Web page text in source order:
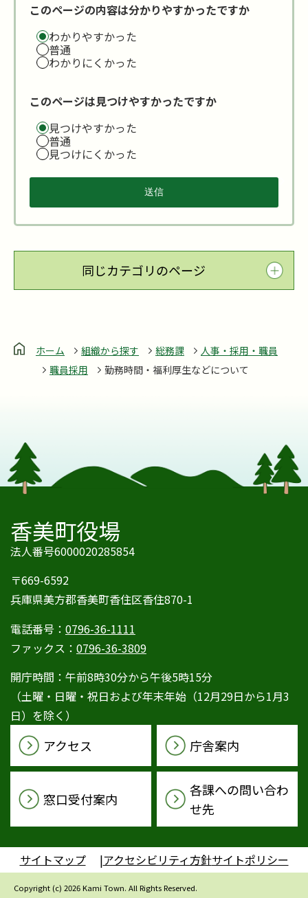
このページの内容は分かりやすかったですか
わかりやすかった
普通
わかりにくかった
このページは見つけやすかったですか
見つけやすかった
普通
見つけにくかった
同じカテゴリのページ
ホーム 組織から探す 総務課
人事・採用・職員
職員採用
勤務時間・福利厚生などについて
香美町役場
法人番号6000020285854
〒669-6592
兵庫県美方郡香美町香住区香住870-1
電話番号： 0796-36-1111
ファックス： 0796-36-3809
開庁時間：午前8時30分から午後5時15分
（土曜・日曜・祝日および年末年始（12月29日から1月3
日）を除く）
アクセス 庁舎案内
窓口受付案内
各課への問い合わ
せ先
サイトマップ アクセシビリティ方針サイトポリシー
Copyright (c) 2026 Kami Town. All Rights Reserved.